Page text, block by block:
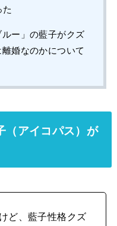
た
ー」の藍子がクズ
婚なのかについて
（アイコパス）が
ど、藍子性格クズ